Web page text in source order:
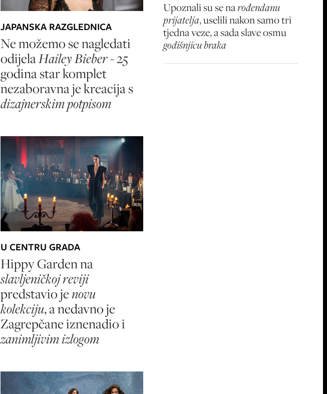
JAPANSKA RAZGLEDNICA
Ne možemo se nagledati
odijelaHailey Bieber- 25
godina star komplet
nezaboravna je kreacija s
dizajnerskim potpisom
U CENTRU GRADA
Hippy Garden na
slavljeničkoj reviji
predstavio jenovu
kolekciju, a nedavno je
Zagrepčane iznenadio i
zanimljivim izlogom
Upoznali su se narođendanu
prijatelja, uselili nakon samo tri
tjedna veze, a sada slave osmu
godišnjicu braka